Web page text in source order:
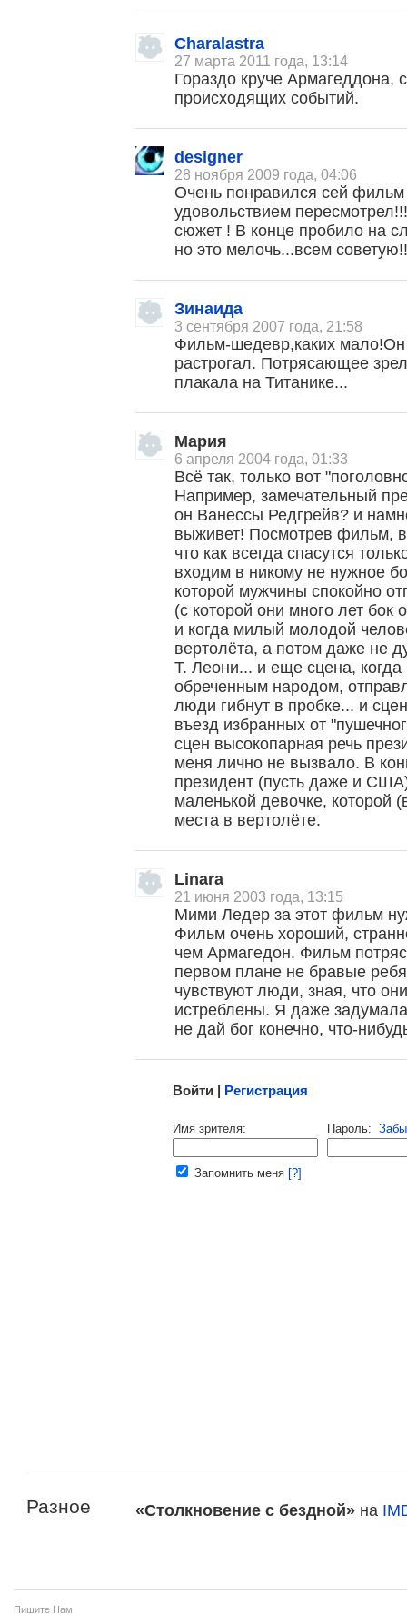
Charalastra
27 марта 2011 года, 13:14
Гораздо круче Армагеддона,
происходящих событий.
designer
28 ноября 2009 года, 04:06
Очень понравился сей
удовольствием
сюжет ! В конце пробило на
но это мелочь...всем
Зинаида
3 сентября 2007 года, 21:58
Фильм-шедевр,каких мало!Он
растрогал. Потрясающее
плакала на Титанике...
Мария
6 апреля 2004 года, 01:33
Всё так, только вот
Например, замечательный
он Ванессы Редгрейв? и
выживет! Посмотрев фильм,
что как всегда спасутся
входим в никому не нужное
которой мужчины спокойно
(с которой они много лет бок
и когда милый молодой
вертолёта, а потом даже не
Т. Леони... и еще сцена, когда
обреченным народом,
люди гибнут в пробке... и
въезд избранных от
сцен высокопарная речь
меня лично не вызвало. В
президент (пусть даже и
маленькой девочке, которой
места в вертолёте.
Linara
21 июня 2003 года, 13:15
Мими Ледер за этот фильм
Фильм очень хороший,
чем Армагедон. Фильм
первом плане не бравые
чувствуют люди, зная, что
истреблены. Я даже
не дай бог конечно, что-
, поделитесь своим мнением
Малосодержательные и грубые отзывы нещадно
Войти | Регистрация
Имя зрителя: Пароль:
Запомнить меня [?]
Разное «Столкновение с бездной» на
Пишите Нам